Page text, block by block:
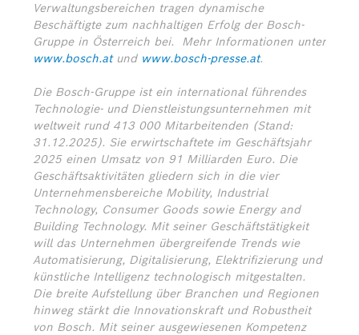
Verwaltungsbereichen tragen dynamische
Beschäftigte zum nachhaltigen Erfolg der Bosch-
Gruppe in Österreich bei. Mehr Informationen unter
www.bosch.atund www.bosch-presse.at.
Die Bosch-Gruppe ist ein international führendes
Technologie- und Dienstleistungsunternehmen mit
weltweit rund 413 000 Mitarbeitenden (Stand:
31.12.2025). Sie erwirtschaftete im Geschäftsjahr
2025 einen Umsatz von 91 Milliarden Euro. Die
Geschäftsaktivitäten gliedern sich in die vier
Unternehmensbereiche Mobility, Industrial
Technology, Consumer Goods sowie Energy and
Building Technology. Mit seiner Geschäftstätigkeit
will das Unternehmen übergreifende Trends wie
Automatisierung, Digitalisierung, Elektrifizierung und
künstliche Intelligenz technologisch mitgestalten.
Die breite Aufstellung über Branchen und Regionen
hinweg stärkt die Innovationskraft und Robustheit
von Bosch. Mit seiner ausgewiesenen Kompetenz